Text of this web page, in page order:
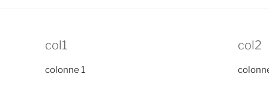
col1
colonne 1
col2